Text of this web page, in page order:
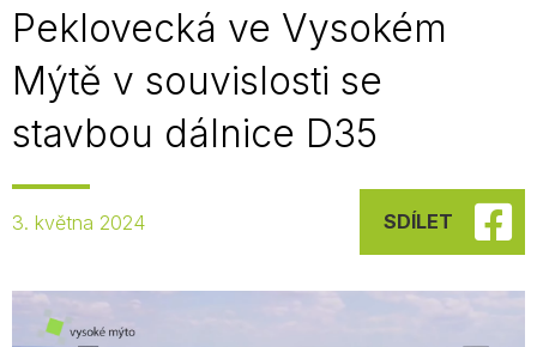
Peklovecká ve Vysokém
Mýtě v souvislosti se
stavbou dálnice D35
3. května 2024 SDÍLET